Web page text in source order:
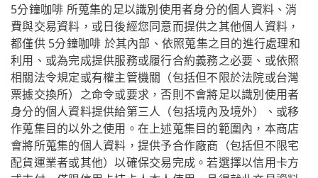
5分鐘咖啡 所蒐集的足以識別使用者身分的個人資料、消
費與交易資料，或日後經您同意而提供之其他個人資料，
都僅供 5分鐘咖啡 於其內部、依照蒐集之目的進行處理和
利用、或為完成提供服務或履行合約義務之必要、或依照
相關法令規定或有權主管機關（包括但不限於法院或台灣
票據交換所）之命令或要求，否則不會將足以識別使用者
身分的個人資料提供給第三人（包括境內及境外）、或移
作蒐集目的以外之使用。在上述蒐集目的範圍內，本商店
會將所蒐集的個人資料，提供予合作廠商（包括但不限宅
配貨運業者或其他）以確保交易完成。若選擇以信用卡方